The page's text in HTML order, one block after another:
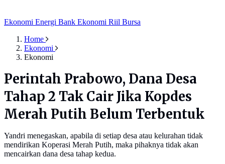
Ekonomi Energi Bank Ekonomi Riil Bursa
Home
Ekonomi
Ekonomi
Perintah Prabowo, Dana Desa
Tahap 2 Tak Cair Jika Kopdes
Merah Putih Belum Terbentuk
Yandri menegaskan, apabila di setiap desa atau kelurahan tidak
mendirikan Koperasi Merah Putih, maka pihaknya tidak akan
mencairkan dana desa tahap kedua.